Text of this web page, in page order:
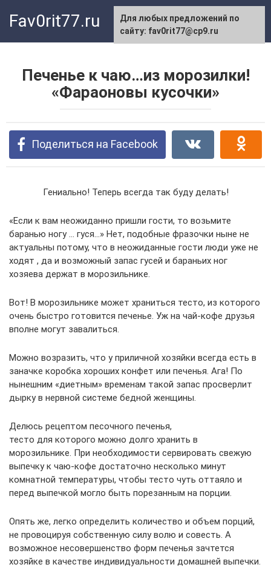
Fav0rit77.ru
Печенье к чаю…из морозилки!
«Фараоновы кусочки»
Поделиться на Facebook
Гениально! Теперь всегда так буду делать!
«Если к вам неожиданно пришли гости, то возьмите
баранью ногу … гуся…» Нет, подобные фразочки ныне не
актуальны потому, что в неожиданные гости люди уже не
ходят , да и возможный запас гусей и бараньих ног
хозяева держат в морозильнике.
Вот! В морозильнике может храниться тесто, из которого
очень быстро готовится печенье. Уж на чай-кофе друзья
вполне могут завалиться.
Можно возразить, что у приличной хозяйки всегда есть в
заначке коробка хороших конфет или печенья. Ага! По
нынешним «диетным» временам такой запас просверлит
дырку в нервной системе бедной женщины.
Делюсь рецептом песочного печенья,
тесто для которого можно долго хранить в
морозильнике. При необходимости сервировать свежую
выпечку к чаю-кофе достаточно несколько минут
комнатной температуры, чтобы тесто чуть оттаяло и
перед выпечкой могло быть порезанным на порции.
Опять же, легко определить количество и объем порций,
не провоцируя собственную силу волю и совесть. А
возможное несовершенство форм печенья зачтется
хозяйке в качестве индивидуальности домашней выпечки.
Для любых предложений по
сайту: fav0rit77@cp9.ru